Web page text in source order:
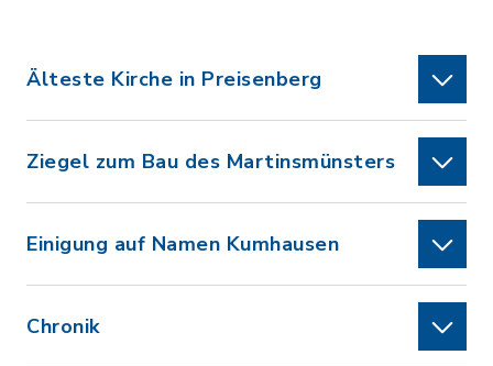
Älteste Kirche in Preisenberg
Ziegel zum Bau des Martinsmünsters
Einigung auf Namen Kumhausen
Chronik